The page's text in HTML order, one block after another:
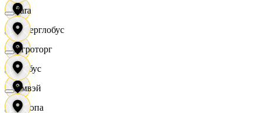
Гиперглобус
Глобус
Европа
Zara
Агроторг
Амвэй